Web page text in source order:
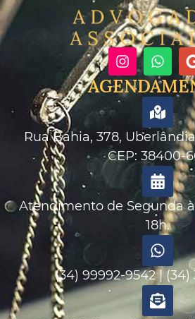
Rua Bahia, 378,
CEP: 38400-
Atendimento de Segunda
18h.
(34) 99992-9542 |